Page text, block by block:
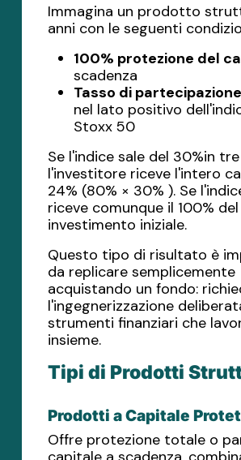
Immagina un prodotto
anni con le seguenti
100% protezione del
scadenza
Tasso di
nel lato positivo
Stoxx 50
Se l'indice sale del 30%in
l'investitore riceve l'intero
24% (80% × 30% ). Se
riceve comunque il 100%
investimento iniziale.
Questo tipo di risultato è
da replicare semplicemente
acquistando un fondo:
l'ingegnerizzazione
strumenti finanziari che
insieme.
Tipi di Prodotti
Prodotti a Capitale
Offre protezione totale o